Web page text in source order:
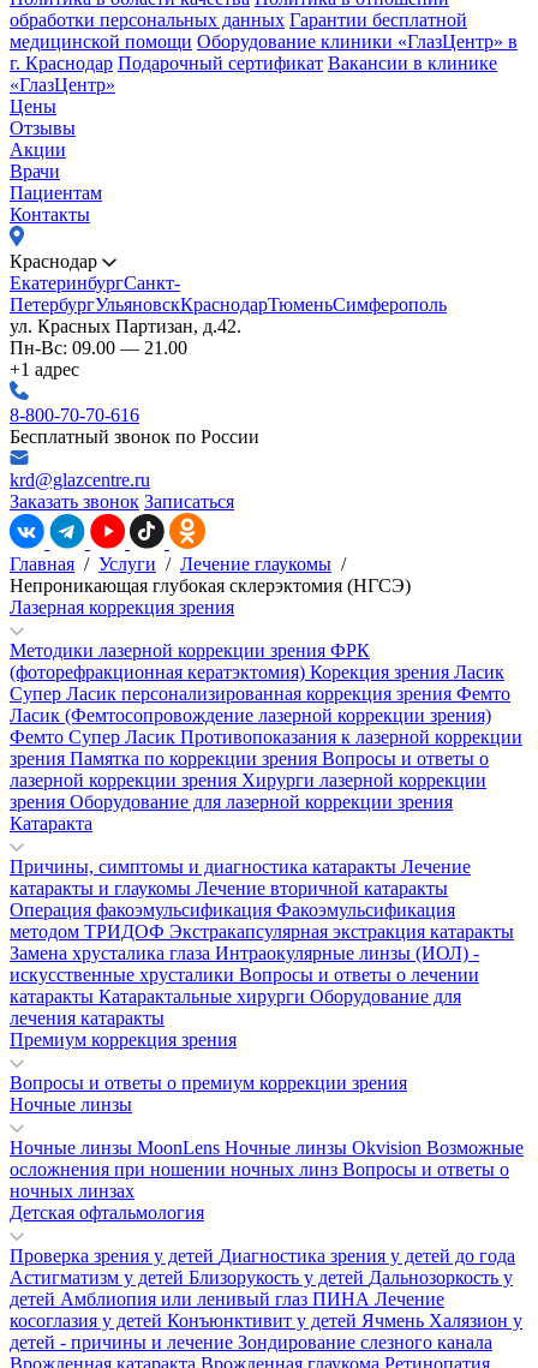
обработки персональных данных Гарантии бесплатной
медицинской помощи Оборудование клиники «ГлазЦентр» в
г. Краснодар Подарочный сертификат Вакансии в клинике
«ГлазЦентр»
Цены
Отзывы
Акции
Врачи
Пациентам
Контакты
Краснодар
ЕкатеринбургСанкт-
ПетербургУльяновскКраснодарТюменьСимферополь
ул. Красных Партизан, д.42.
Пн-Вс: 09.00 — 21.00
+1 адрес
8-800-70-70-616
Бесплатный звонок по России
krd@glazcentre.ru
Заказать звонок Записаться
Главная / Услуги / Лечение глаукомы /
Непроникающая глубокая склерэктомия (НГСЭ)
Лазерная коррекция зрения
Методики лазерной коррекции зрения ФРК
(фоторефракционная кератэктомия) Корекция зрения Ласик
Супер Ласик персонализированная коррекция зрения Фемто
Ласик (Фемтосопровождение лазерной коррекции зрения)
Фемто Супер Ласик Противопоказания к лазерной коррекции
зрения Памятка по коррекции зрения Вопросы и ответы о
лазерной коррекции зрения Хирурги лазерной коррекции
зрения Оборудование для лазерной коррекции зрения
Катаракта
Причины, симптомы и диагностика катаракты Лечение
катаракты и глаукомы Лечение вторичной катаракты
Операция факоэмульсификация Факоэмульсификация
методом ТРИДОФ Экстракапсулярная экстракция катаракты
Замена хрусталика глаза Интраокулярные линзы (ИОЛ) -
искусственные хрусталики Вопросы и ответы о лечении
катаракты Катарактальные хирурги Оборудование для
лечения катаракты
Премиум коррекция зрения
Вопросы и ответы о премиум коррекции зрения
Ночные линзы
Ночные линзы MoonLens Ночные линзы Okvision Возможные
осложнения при ношении ночных линз Вопросы и ответы о
ночных линзах
Детская офтальмология
Проверка зрения у детей Диагностика зрения у детей до года
Астигматизм у детей Близорукость у детей Дальнозоркость у
детей Амблиопия или ленивый глаз ПИНА Лечение
косоглазия у детей Конъюнктивит у детей Ячмень Халязион у
детей - причины и лечение Зондирование слезного канала
Врожденная катаракта Врожденная глаукома Ретинопатия